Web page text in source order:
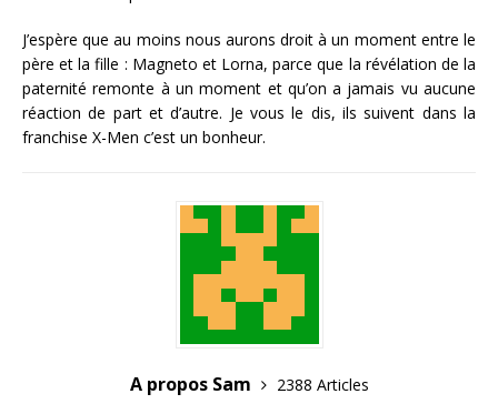
J’espère que au moins nous aurons droit à un moment entre le
père et la fille : Magneto et Lorna, parce que la révélation de la
paternité remonte à un moment et qu’on a jamais vu aucune
réaction de part et d’autre. Je vous le dis, ils suivent dans la
franchise X-Men c’est un bonheur.
A propos Sam
2388 Articles